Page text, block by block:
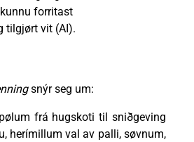
forritast
tilgjørt vit (AI).
snýr seg um:
frá hugskoti til sniðgeving
herímillum val av palli, søvnum,